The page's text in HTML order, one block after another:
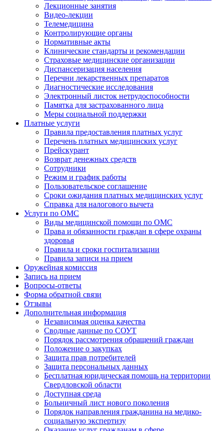
Лекционные занятия
Видео-лекции
Телемедицина
Контролирующие органы
Нормативные акты
Клинические стандарты и рекомендации
Страховые медицинские организации
Диспансеризация населения
Перечни лекарственных препаратов
Диагностические исследования
Электронный листок нетрудоспособности
Памятка для застрахованного лица
Меры социальной поддержки
Платные услуги
Правила предоставления платных услуг
Перечень платных медицинских услуг
Прейскурант
Возврат денежных средств
Сотрудники
Режим и график работы
Пользовательское соглашение
Сроки ожидания платных медицинских услуг
Справка для налогового вычета
Услуги по ОМС
Виды медицинской помощи по ОМС
Права и обязанности граждан в сфере охраны
здоровья
Правила и сроки госпитализации
Правила записи на прием
Оружейная комиссия
Запись на прием
Вопросы-ответы
Форма обратной связи
Отзывы
Дополнительная информация
Независимая оценка качества
Сводные данные по СОУТ
Порядок рассмотрения обращений граждан
Положение о закупках
Защита прав потребителей
Защита персональных данных
Бесплатная юридическая помощь на территории
Свердловской области
Доступная среда
Больничный лист нового поколения
Порядок направления гражданина на медико-
социальную экспертизу